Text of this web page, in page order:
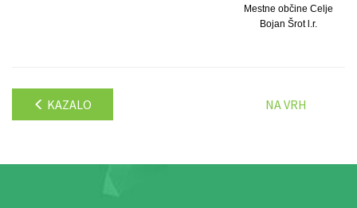
Mestne občine Celje
Bojan Šrot l.r.
KAZALO NA VRH